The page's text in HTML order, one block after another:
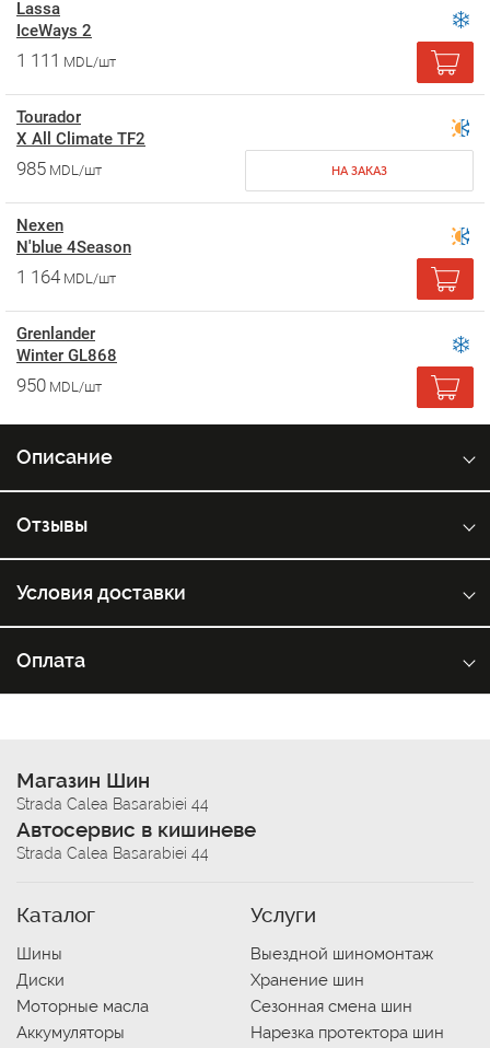
Lassa
IceWays 2
1 111 MDL/шт
Tourador
X All Climate TF2
985 MDL/шт НА ЗАКАЗ
Nexen
N'blue 4Season
1 164 MDL/шт
Grenlander
Winter GL868
950 MDL/шт
Описание
Отзывы
Условия доставки
Оплата
Магазин Шин
Strada Calea Basarabiei 44
Автосервис в кишиневе
Strada Calea Basarabiei 44
Каталог
Шины
Диски
Моторные масла
Аккумуляторы
Услуги
Выездной шиномонтаж
Хранение шин
Сезонная смена шин
Нарезка протектора шин